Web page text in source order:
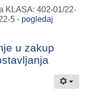
KLASA: 402-01/22-
5 - pogledaj
u zakup